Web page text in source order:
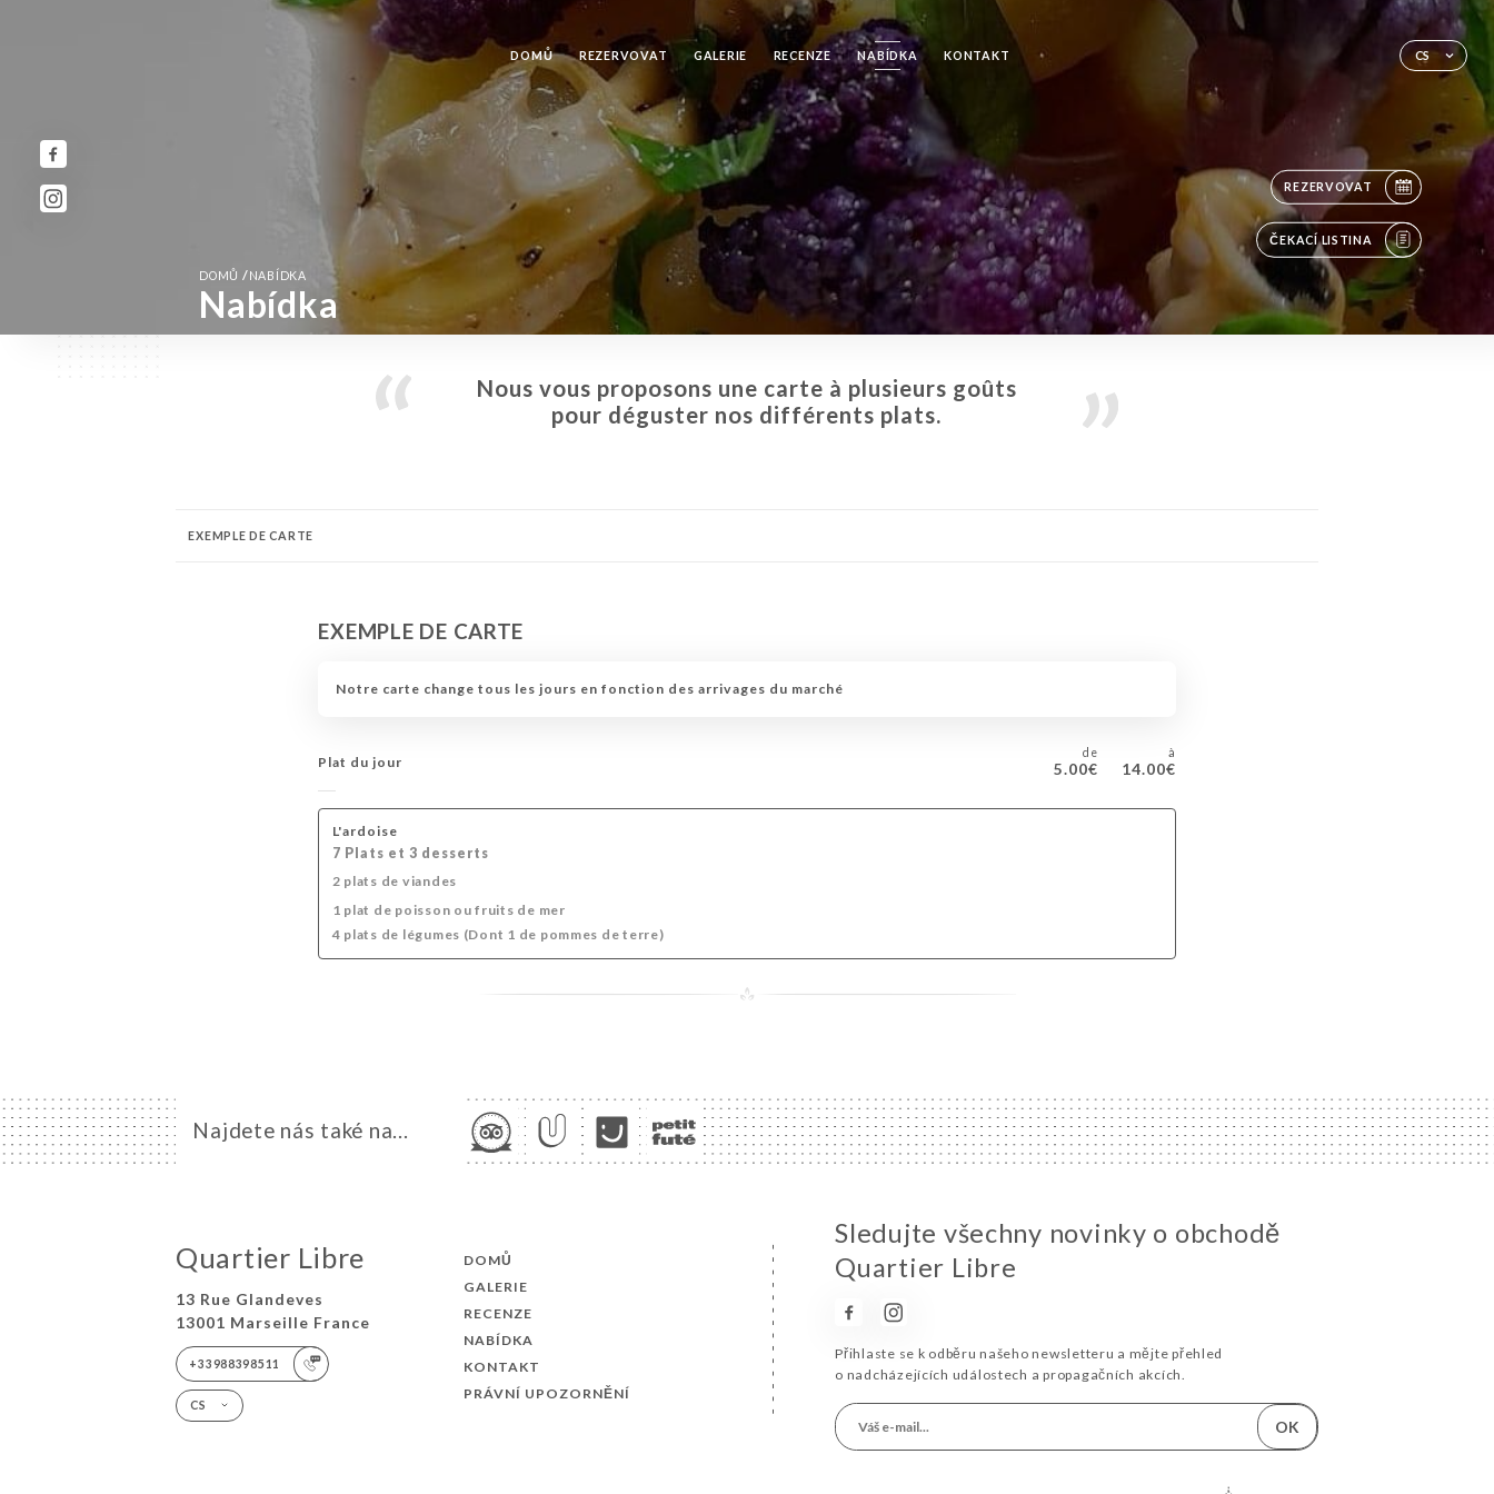
CS
DOMŮ REZERVOVAT GALERIE RECENZE NABÍDKA KONTAKT
REZERVOVAT
ČEKACÍ LISTINA
DOMŮ / NABÍDKA
Nabídka
Nous vous proposons une carte à plusieurs goûts
pour déguster nos différents plats.
EXEMPLE DE CARTE
EXEMPLE DE CARTE
Notre carte change tous les jours en fonction des arrivages du marché
Plat du jour
de
5.00€
à
14.00€
L'ardoise
7 Plats et 3 desserts
2 plats de viandes
1 plat de poisson ou fruits de mer
4 plats de légumes (Dont 1 de pommes de terre)
Najdete nás také na...
Quartier Libre
13 Rue Glandeves
13001 Marseille France
+33988398511
CS
DOMŮ
GALERIE
RECENZE
NABÍDKA
KONTAKT
PRÁVNÍ UPOZORNĚNÍ
Sledujte všechny novinky o obchodě
Quartier Libre
Přihlaste se k odběru našeho newsletteru a mějte přehled
o nadcházejících událostech a propagačních akcích.
OK